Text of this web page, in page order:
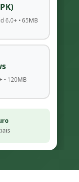
6.0+ • 65MB
• 120MB